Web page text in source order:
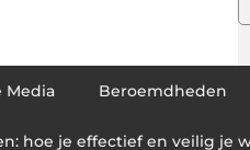
Media Beroemdheden
hoe je effectief en veilig je